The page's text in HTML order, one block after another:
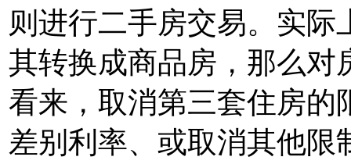
则进行二手房交易。实
其转换成商品房，那么对
看来，取消第三套住房的
差别利率、或取消其他限